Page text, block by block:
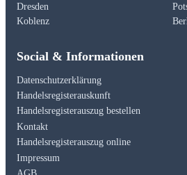
Dresden
Koblenz
Social & Informationen
Datenschutzerklärung
Handelsregisterauskunft
Handelsregisterauszug bestellen
Kontakt
Handelsregisterauszug online
Impressum